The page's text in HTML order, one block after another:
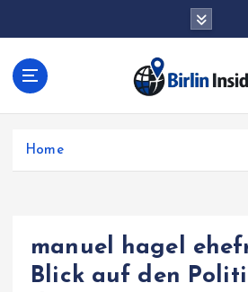
o
Home
manuel hagel
Blick auf den